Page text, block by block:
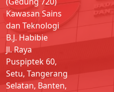
Kawasan Sains
dan Teknologi
B.J. Habibie
Jl. Raya
Puspiptek 60,
Setu, Tangerang
Selatan, Banten,